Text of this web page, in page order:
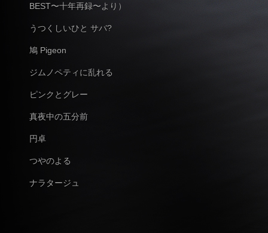
BEST〜十年再録〜より）
うつくしいひと サバ?
鳩 Pigeon
ジムノペティに乱れる
ピンクとグレー
真夜中の五分前
円卓
つやのよる
ナラタージュ